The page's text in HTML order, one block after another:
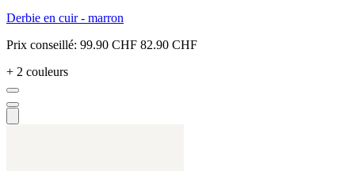
Derbie en cuir - marron
Prix conseillé: 99.90 CHF 82.90 CHF
+ 2 couleurs